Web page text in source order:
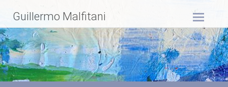
Inhalt
springen
Guillermo Malfitani